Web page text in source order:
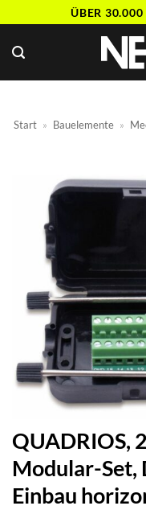
springen
ÜBER
Start » Bauelemente »
QUADRIOS,
Modular-Set,
Einbau